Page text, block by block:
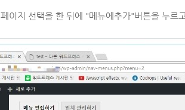
페이지 선택을 한 뒤에 "메뉴에추가"버튼을 누르